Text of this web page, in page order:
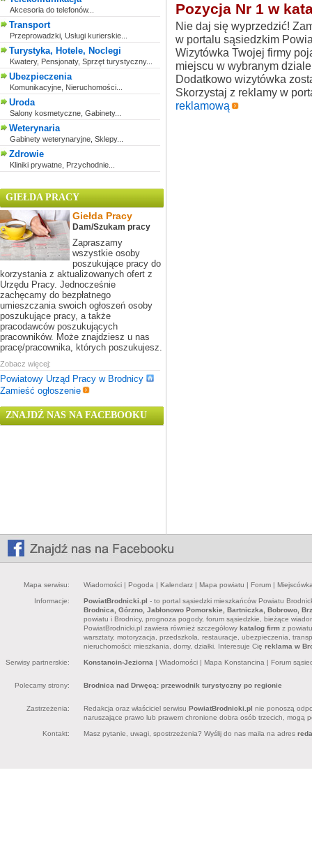
Akcesoria do telefonów...
Transport
Przeprowadzki, Usługi kurierskie...
Turystyka, Hotele, Noclegi
Kwatery, Pensjonaty, Sprzęt turystyczny...
Ubezpieczenia
Komunikacyjne, Nieruchomości...
Uroda
Salony kosmetyczne, Gabinety...
Weterynaria
Gabinety weterynaryjne, Sklepy...
Zdrowie
Kliniki prywatne, Przychodnie...
GIEŁDA PRACY
Giełda Pracy
Dam/Szukam pracy
Zapraszamy
wszystkie osoby
poszukujące pracy do
korzystania z aktualizowanych ofert z
Urzędu Pracy. Jednocześnie
zachęcamy do bezpłatnego
umieszczania swoich ogłoszeń osoby
poszukujące pracy, a także
pracodawców poszukujących
pracowników. Może znajdziesz u nas
pracę/pracownika, których poszukujesz.
Zobacz więcej:
Powiatowy Urząd Pracy w Brodnicy
Zamieść ogłoszenie
ZNAJDŹ NAS NA FACEBOOKU
Pozycja Nr 1 w
Nie daj się wyprzedzić!
w portalu sąsiedzkim
Wizytówka Twojej firmy
miejscu w wybranym
Dodatkowo wizytówka
Skorzystaj z reklamy w
reklamową
Mapa serwisu: Wiadomości | Pogoda | Kalendarz | Mapa powiatu | Forum |
Informacje: PowiatBrodnicki.pl - to portal sąsiedzki mieszkańców Powiatu
Brodnica, Górzno, Jabłonowo Pomorskie, Bartniczka, Bobrowo,
powiatu i Brodnicy, prognoza pogody, forum sąsiedzkie, bieżące
PowiatBrodnicki.pl zawiera również szczegółowy katalog firm z
warsztaty, motoryzacja, przedszkola, restauracje, ubezpieczenia,
nieruchomości: mieszkania, domy, działki. Interesuje Cię reklama w
Serwisy partnerskie: Konstancin-Jeziorna | Wiadomości | Mapa Konstancina | Forum
Polecamy strony: Brodnica nad Drwęcą: przewodnik turystyczny po regionie
Zastrzeżenia: Redakcja oraz właściciel serwisu PowiatBrodnicki.pl nie ponoszą
naruszające prawo lub prawem chronione dobra osób trzecich, mogą
Kontakt: Masz pytanie, uwagi, spostrzeżenia? Wyślij do nas maila na adres